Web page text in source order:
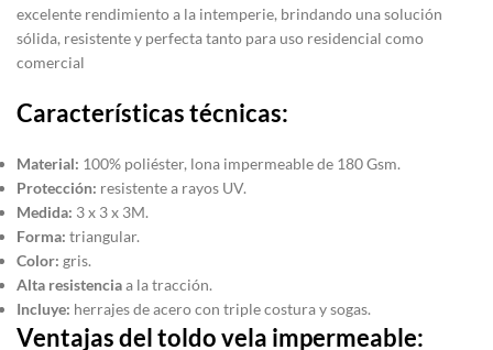
excelente rendimiento a la intemperie, brindando una solución
sólida, resistente y perfecta tanto para uso residencial como
comercial
Características técnicas:
Material: 100% poliéster, lona impermeable de 180 Gsm.
Protección: resistente a rayos UV.
Medida: 3 x 3 x 3M.
Forma: triangular.
Color: gris.
Alta resistenciaa la tracción.
Incluye: herrajes de acero con triple costura y sogas.
Ventajas del toldo vela impermeable: